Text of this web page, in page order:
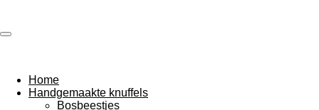
naar
Home
Handgemaakte knuffels
Bosbeestjes